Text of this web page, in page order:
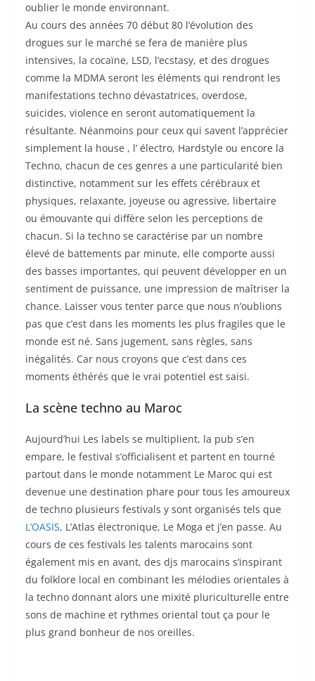
oublier le monde environnant.
Au cours des années 70 début 80 l’évolution des
drogues sur le marché se fera de manière plus
intensives, la cocaïne, LSD, l’ecstasy, et des drogues
comme la MDMA seront les éléments qui rendront les
manifestations techno dévastatrices, overdose,
suicides, violence en seront automatiquement la
résultante. Néanmoins pour ceux qui savent l’apprécier
simplement la house , l’ électro, Hardstyle ou encore la
Techno, chacun de ces genres a une particularité bien
distinctive, notamment sur les effets cérébraux et
physiques, relaxante, joyeuse ou agressive, libertaire
ou émouvante qui diffère selon les perceptions de
chacun. Si la techno se caractérise par un nombre
élevé de battements par minute, elle comporte aussi
des basses importantes, qui peuvent développer en un
sentiment de puissance, une impression de maîtriser la
chance. Laisser vous tenter parce que nous n’oublions
pas que c’est dans les moments les plus fragiles que le
monde est né. Sans jugement, sans règles, sans
inégalités. Car nous croyons que c’est dans ces
moments éthérés que le vrai potentiel est saisi.
La scène techno au Maroc
Aujourd’hui Les labels se multiplient, la pub s’en
empare, le festival s’officialisent et partent en tourné
partout dans le monde notamment Le Maroc qui est
devenue une destination phare pour tous les amoureux
de techno plusieurs festivals y sont organisés tels que
L’OASIS, L’Atlas électronique, Le Moga et j’en passe. Au
cours de ces festivals les talents marocains sont
également mis en avant, des djs marocains s’inspirant
du folklore local en combinant les mélodies orientales à
la techno donnant alors une mixité pluriculturelle entre
sons de machine et rythmes oriental tout ça pour le
plus grand bonheur de nos oreilles.